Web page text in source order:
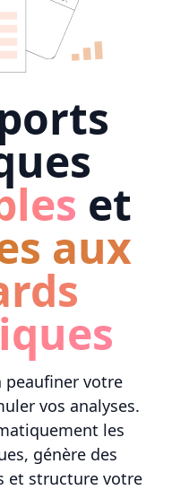
et
aux
peaufiner votre
vos analyses.
les
génère des
et structure votre